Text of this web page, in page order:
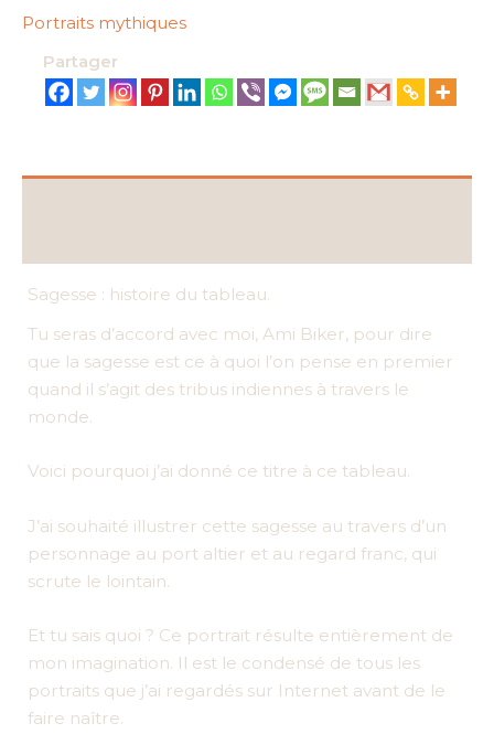
Sagesse
Original
Portraits mythiques
Partager
Sagesse : histoire du tableau.
Tu seras d’accord avec moi, Ami Biker, pour dire
que la sagesse est ce à quoi l’on pense en premier
quand il s’agit des tribus indiennes à travers le
monde.
Voici pourquoi j’ai donné ce titre à ce tableau.
J’ai souhaité illustrer cette sagesse au travers d’un
personnage au port altier et au regard franc, qui
scrute le lointain.
Et tu sais quoi ? Ce portrait résulte entièrement de
mon imagination. Il est le condensé de tous les
portraits que j’ai regardés sur Internet avant de le
faire naître.